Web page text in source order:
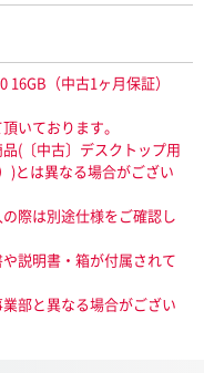
16GB（中古1ヶ月保証）
いております。
(〔中古〕デスクトップ用
)とは異なる場合がござい
際は別途仕様をご確認し
説明書・箱が付属されて
部と異なる場合がござい